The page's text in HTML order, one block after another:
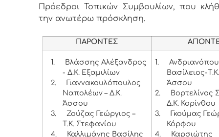
Πρόεδροι Τοπικών Συμβουλίων, που
την ανωτέρω πρόσκληση.
ΠΑΡΟΝΤΕΣ
1.
Βλάσσης Αλέξανδρος
- Δ.Κ. Εξαμιλίων
2.
Γιαννακουλόπουλος
Ναπολέων – Δ.Κ.
Άσσου
3.
Ζούζας Γεώργιος –
Τ.Κ. Στεφανίου
4.
Καλλιμάνης Βασίλης
1.
Βασίλειος-
Άσσου
2.
Βορτελίνος
Δ.Κ. Κορίνθου
3.
Γκούμας
Κόρφου
4.
Καρσιώτης